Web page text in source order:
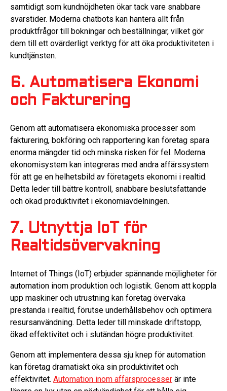
samtidigt som kundnöjdheten ökar tack vare snabbare
svarstider. Moderna chatbots kan hantera allt från
produktfrågor till bokningar och beställningar, vilket gör
dem till ett ovärderligt verktyg för att öka produktiviteten i
kundtjänsten.
6. Automatisera Ekonomi
och Fakturering
Genom att automatisera ekonomiska processer som
fakturering, bokföring och rapportering kan företag spara
enorma mängder tid och minska risken för fel. Moderna
ekonomisystem kan integreras med andra affärssystem
för att ge en helhetsbild av företagets ekonomi i realtid.
Detta leder till bättre kontroll, snabbare beslutsfattande
och ökad produktivitet i ekonomiavdelningen.
7. Utnyttja IoT för
Realtidsövervakning
Internet of Things (IoT) erbjuder spännande möjligheter för
automation inom produktion och logistik. Genom att koppla
upp maskiner och utrustning kan företag övervaka
prestanda i realtid, förutse underhållsbehov och optimera
resursanvändning. Detta leder till minskade driftstopp,
ökad effektivitet och i slutändan högre produktivitet.
Genom att implementera dessa sju knep för automation
kan företag dramatiskt öka sin produktivitet och
effektivitet. Automation inom affärsprocesser är inte